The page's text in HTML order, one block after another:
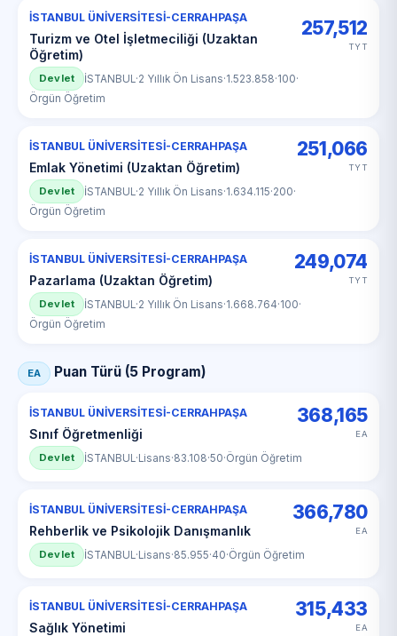
İSTANBUL ÜNİVERSİTESİ-CERRAHPAŞA
Turizm ve Otel İşletmeciliği (Uzaktan
Öğretim)
257,512
TYT
Devlet İSTANBUL ·2 Yıllık Ön Lisans·1.523.858·100·
Örgün Öğretim
İSTANBUL ÜNİVERSİTESİ-CERRAHPAŞA
Emlak Yönetimi (Uzaktan Öğretim)
251,066
TYT
Devlet İSTANBUL ·2 Yıllık Ön Lisans·1.634.115·200·
Örgün Öğretim
İSTANBUL ÜNİVERSİTESİ-CERRAHPAŞA
Pazarlama (Uzaktan Öğretim)
249,074
TYT
Devlet İSTANBUL ·2 Yıllık Ön Lisans·1.668.764·100·
Örgün Öğretim
EA Puan Türü (5 Program)
İSTANBUL ÜNİVERSİTESİ-CERRAHPAŞA
Sınıf Öğretmenliği
368,165
EA
Devlet İSTANBUL ·Lisans·83.108·50·Örgün Öğretim
İSTANBUL ÜNİVERSİTESİ-CERRAHPAŞA
Rehberlik ve Psikolojik Danışmanlık
366,780
EA
Devlet İSTANBUL ·Lisans·85.955·40·Örgün Öğretim
İSTANBUL ÜNİVERSİTESİ-CERRAHPAŞA
Sağlık Yönetimi
315,433
EA